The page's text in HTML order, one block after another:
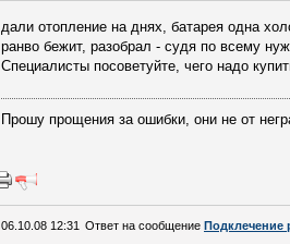
дали отопление на днях, батарея одна
ранво бежит, разобрал - судя по всему
Специалисты посоветуйте, чего надо
Прошу прощения за ошибки, они не от
06.10.08 12:31 Ответ на сообщение Подклечение